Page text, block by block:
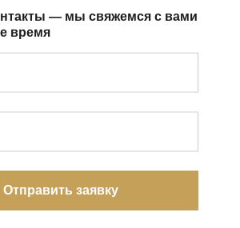
— мы свяжемся с вами
время